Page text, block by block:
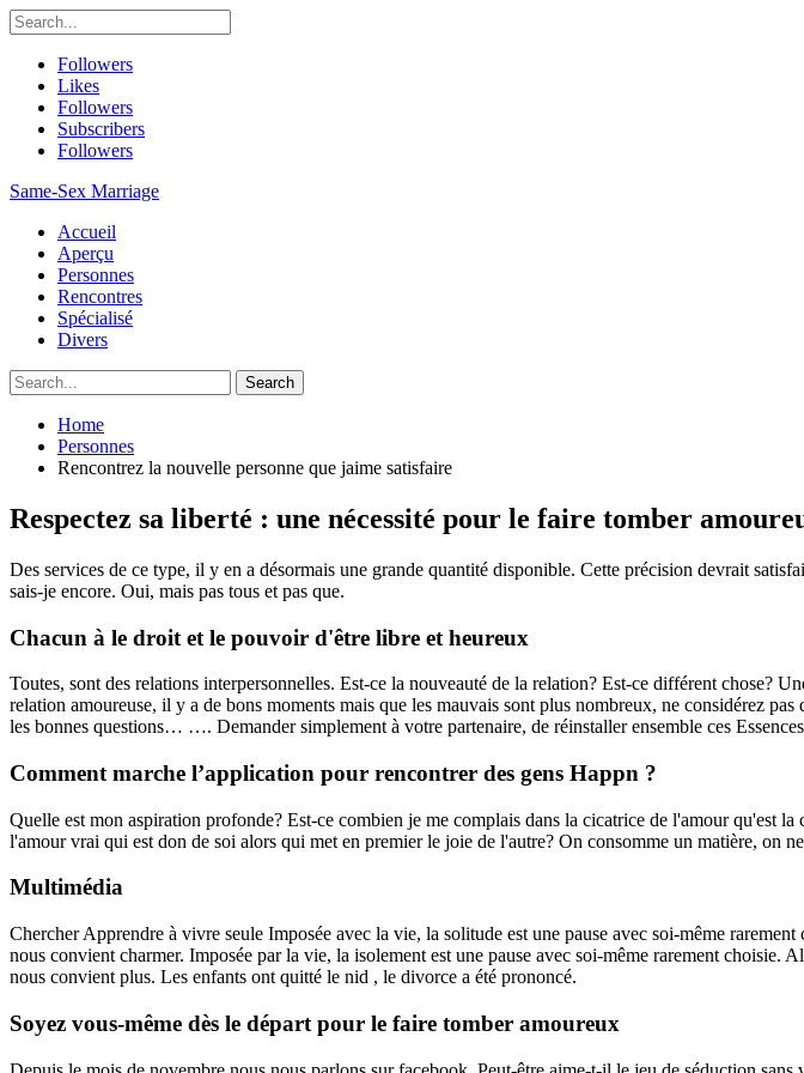
Followers
Likes
Followers
Subscribers
Followers
Same-Sex Marriage
Accueil
Aperçu
Personnes
Rencontres
Spécialisé
Divers
Home
Personnes
Rencontrez la nouvelle personne que jaime satisfaire
Respectez sa liberté : une nécessité pour le faire tomber
Des services de ce type, il y en a désormais une grande quantité disponible. Cette précision devrait
sais-je encore. Oui, mais pas tous et pas que.
Chacun à le droit et le pouvoir d'être libre et heureux
Toutes, sont des relations interpersonnelles. Est-ce la nouveauté de la relation? Est-ce différent
relation amoureuse, il y a de bons moments mais que les mauvais sont plus nombreux, ne considérez
les bonnes questions… …. Demander simplement à votre partenaire, de réinstaller ensemble ces
Comment marche l’application pour rencontrer des gens Happn ?
Quelle est mon aspiration profonde? Est-ce combien je me complais dans la cicatrice de l'amour qu'est
l'amour vrai qui est don de soi alors qui met en premier le joie de l'autre? On consomme un matière, on
Multimédia
Chercher Apprendre à vivre seule Imposée avec la vie, la solitude est une pause avec soi-même
nous convient charmer. Imposée par la vie, la isolement est une pause avec soi-même rarement
nous convient plus. Les enfants ont quitté le nid , le divorce a été prononcé.
Soyez vous-même dès le départ pour le faire tomber amoureux